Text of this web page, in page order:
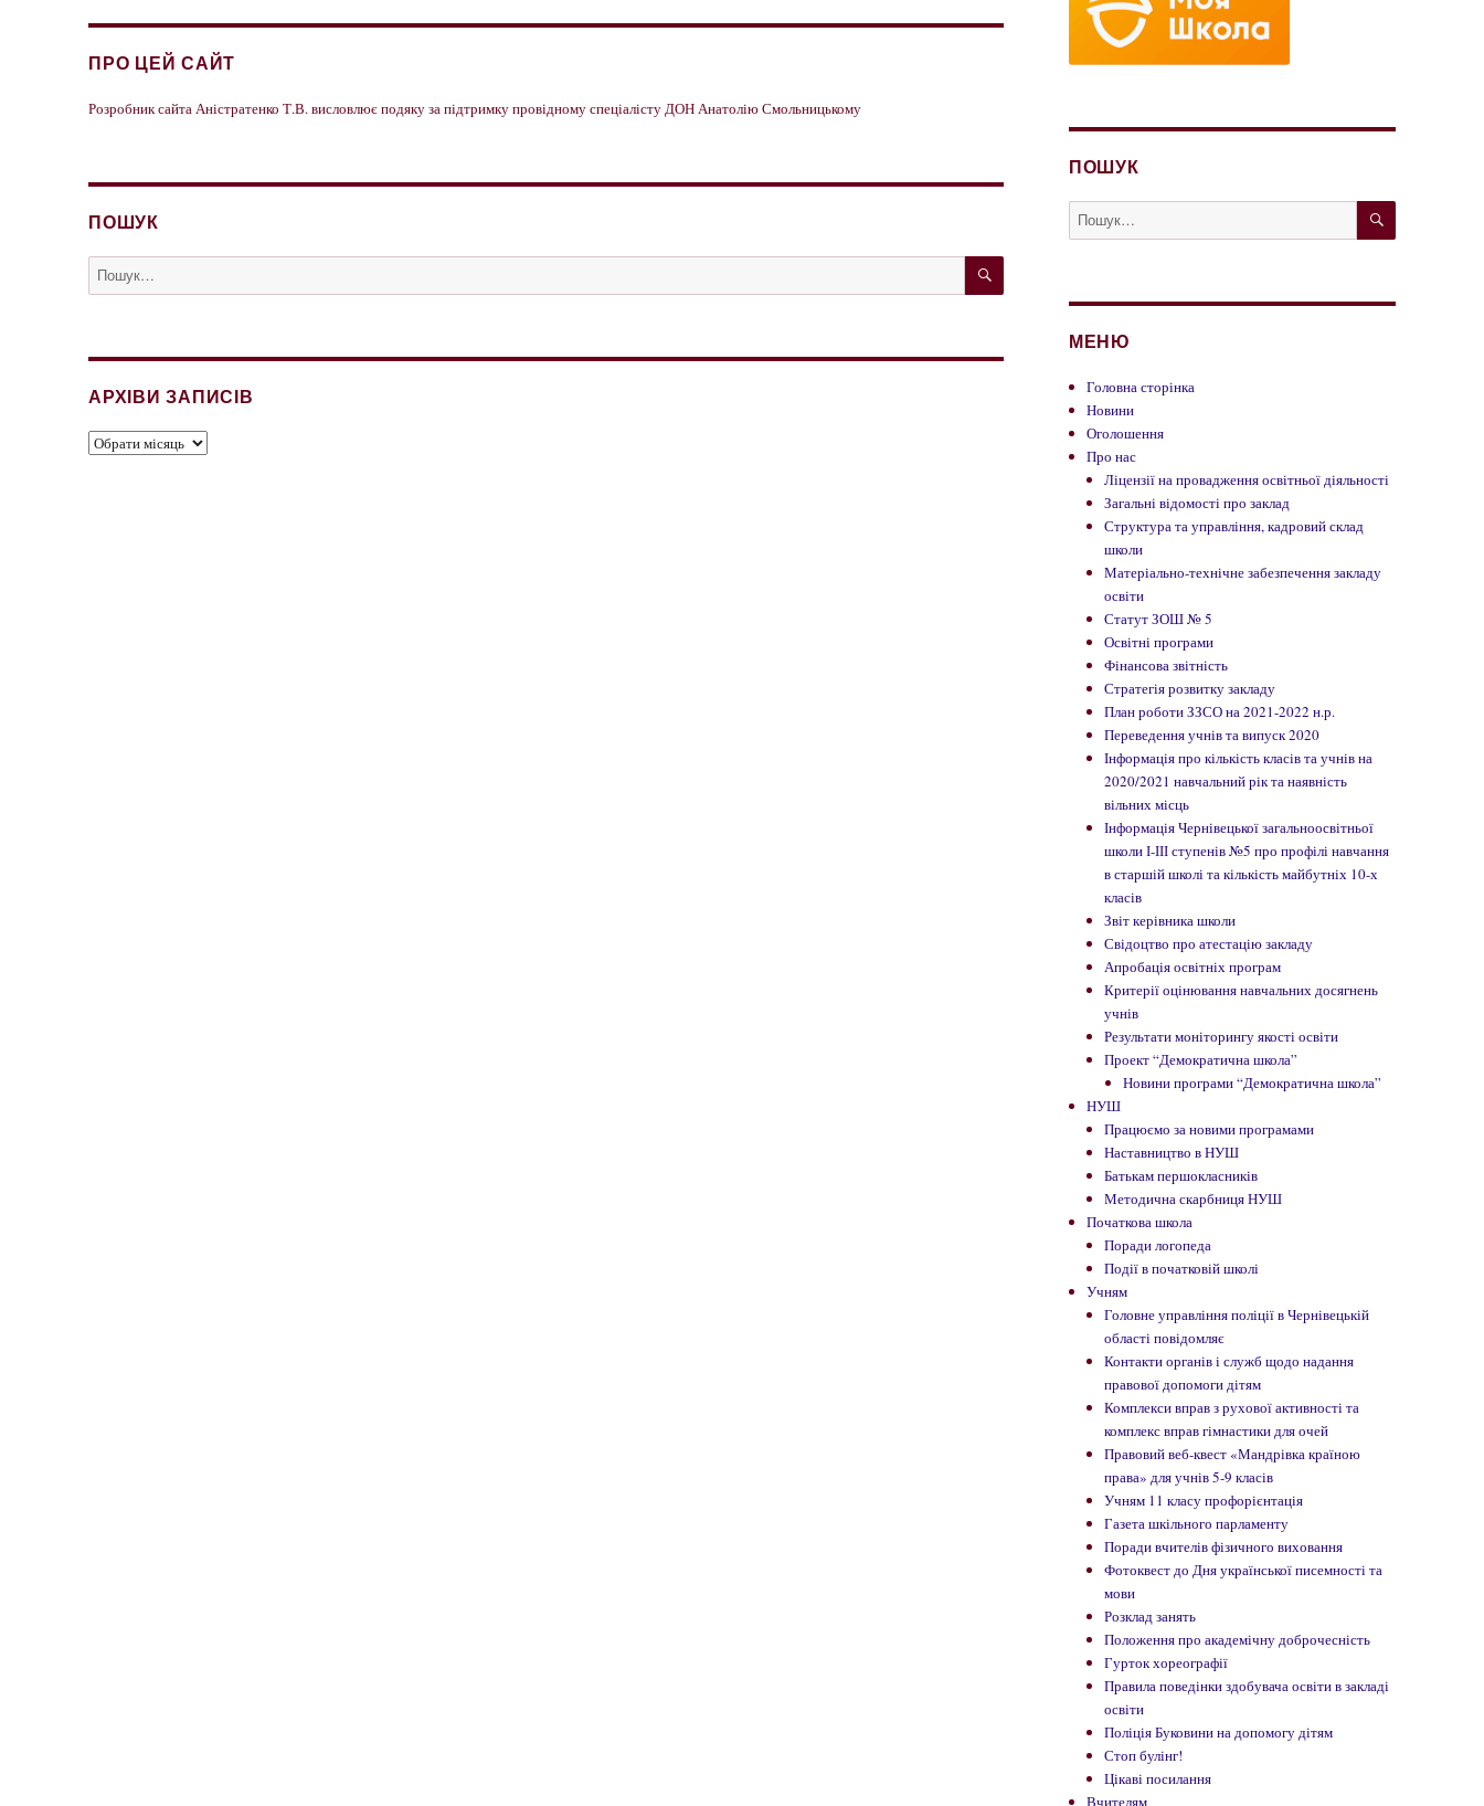
ПРО ЦЕЙ САЙТ
Розробник сайта Аністратенко Т.В. висловлює подяку за підтримку провідному спеціалісту ДОН Анатолію Смольницькому
ПОШУК
Пошук
за
ШУКАТИ
АРХІВИ ЗАПИСІВ
Архіви
ПОШУК
Пошук
за
ШУКАТИ
МЕНЮ
Головна сторінка
Новини
Оголошення
Про нас
Ліцензії на провадження освітньої діяльності
Загальні відомості про заклад
Структура та управління, кадровий склад
школи
Матеріально-технічне забезпечення закладу
освіти
Статут ЗОШ № 5
Освітні програми
Фінансова звітність
Стратегія розвитку закладу
План роботи ЗЗСО на 2021-2022 н.р.
Переведення учнів та випуск 2020
Інформація про кількість класів та учнів на
2020/2021 навчальний рік та наявність
вільних місць
Інформація Чернівецької загальноосвітньої
школи І-ІІІ ступенів №5 про профілі навчання
в старшій школі та кількість майбутніх 10-х
класів
Звіт керівника школи
Свідоцтво про атестацію закладу
Апробація освітніх програм
Критерії оцінювання навчальних досягнень
учнів
Результати моніторингу якості освіти
Проект “Демократична школа”
Новини програми “Демократична школа”
НУШ
Працюємо за новими програмами
Наставництво в НУШ
Батькам першокласників
Методична скарбниця НУШ
Початкова школа
Поради логопеда
Події в початковій школі
Учням
Головне управління поліції в Чернівецькій
області повідомляє
Контакти органів і служб щодо надання
правової допомоги дітям
Комплекси вправ з рухової активності та
комплекс вправ гімнастики для очей
Правовий веб-квест «Мандрівка країною
права» для учнів 5-9 класів
Учням 11 класу профорієнтація
Газета шкільного парламенту
Поради вчителів фізичного виховання
Фотоквест до Дня української писемності та
мови
Розклад занять
Положення про академічну доброчесність
Гурток хореографії
Правила поведінки здобувача освіти в закладі
освіти
Поліція Буковини на допомогу дітям
Стоп булінг!
Цікаві посилання